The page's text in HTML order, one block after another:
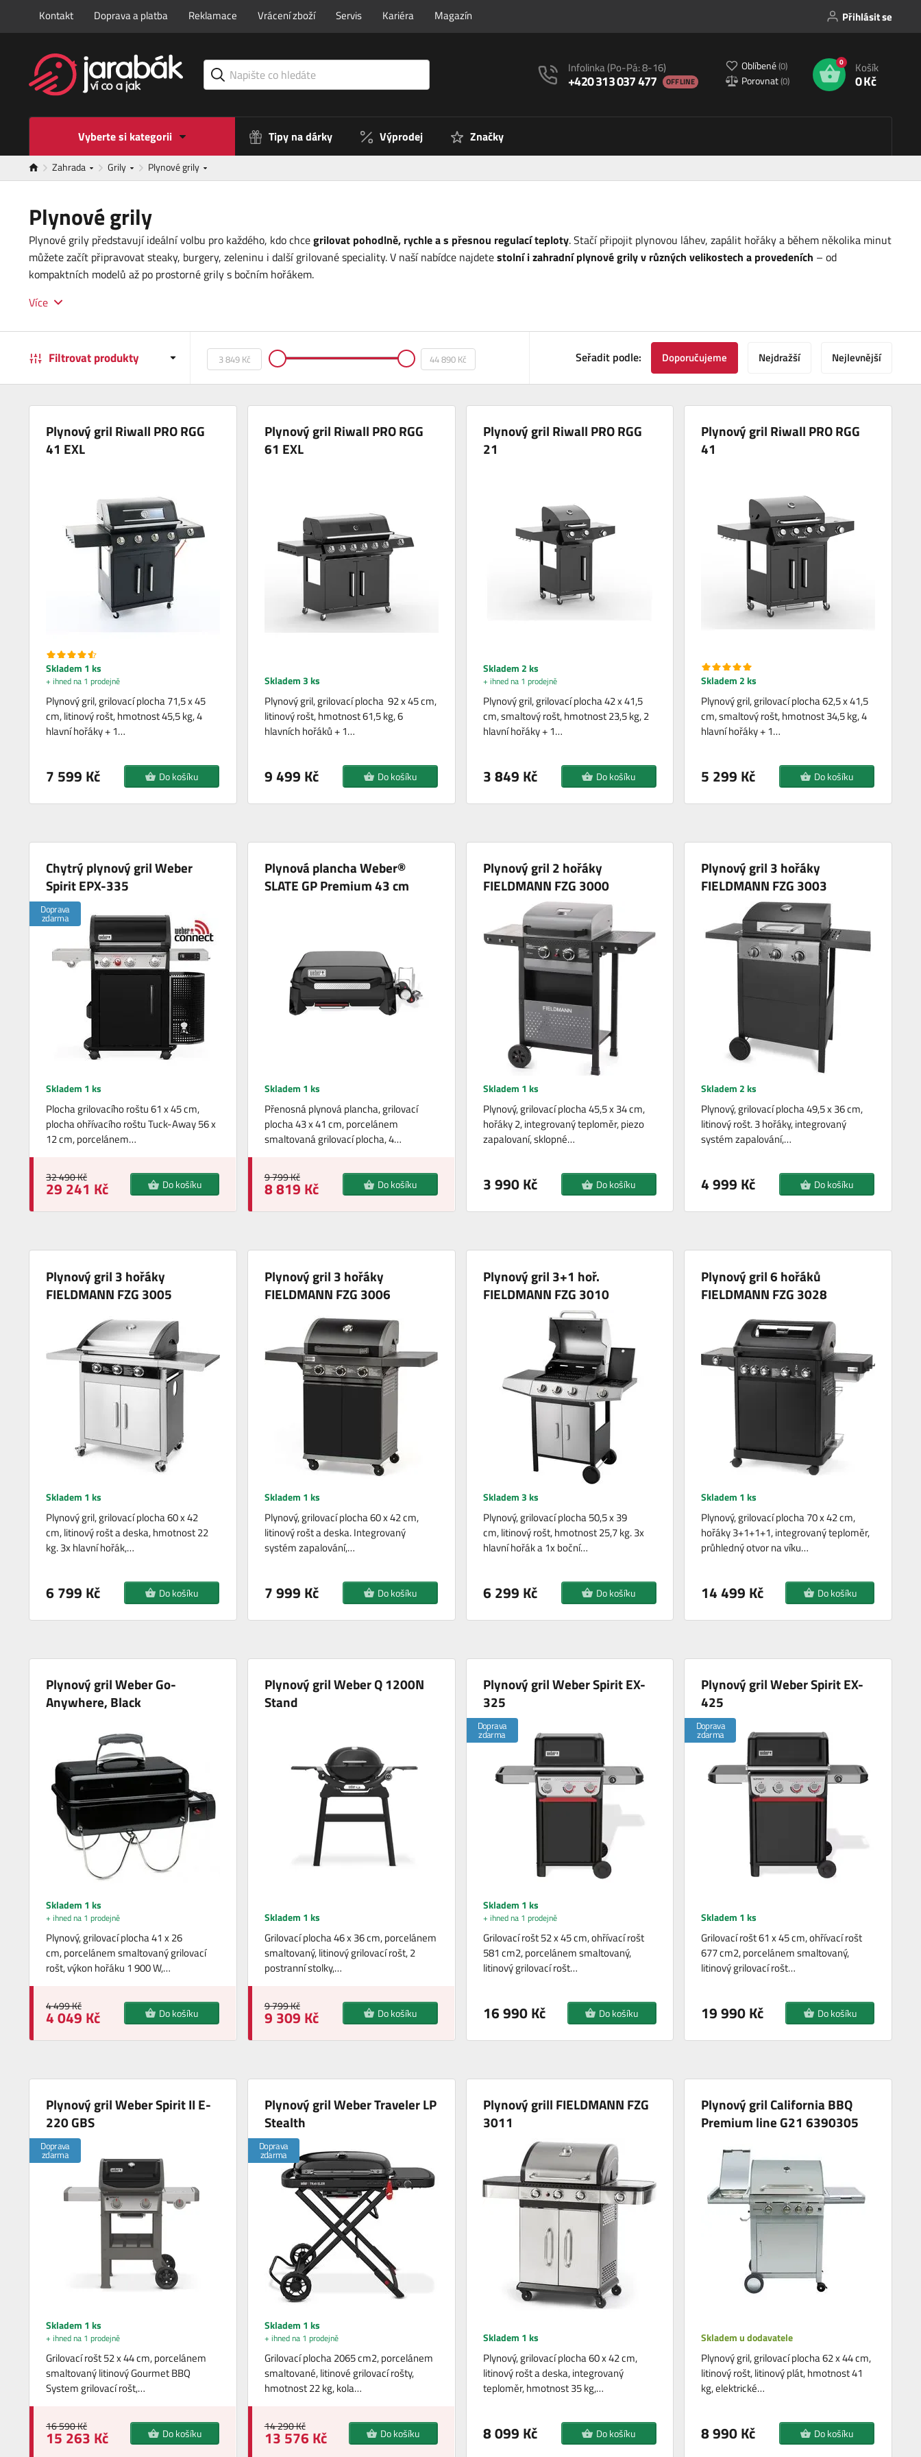
Kontakt Doprava a platba Reklamace Vrácení zboží Servis Kariéra Magazín Přihlásit se
Infolinka(Po-Pá: 8-16)
+420 313 037 477 OFFLINE
Oblíbené(0)
Porovnat(0)
0 Košík
0 Kč
Vyberte si kategorii Tipy na dárky Výprodej Značky
Zahrada Grily Plynové grily
Plynové grily
Plynové grily představují ideální volbu pro každého, kdo chcegrilovat pohodlně, rychle a s přesnou regulací teploty. Stačí připojit plynovou láhev, zapálit hořáky a během několika minut
můžete začít připravovat steaky, burgery, zeleninu i další grilované speciality. V naší nabídce najdetestolní i zahradní plynové grily v různých velikostech a provedeních – od
kompaktních modelů až po prostorné grily s bočním hořákem.
Více
Filtrovat produkty Seřadit podle: Doporučujeme Nejdražší Nejlevnější
Plynový gril Riwall PRO RGG
41 EXL
Skladem 1 ks
+ ihned na 1 prodejně
Plynový gril, grilovací plocha 71,5 x 45
cm, litinový rošt, hmotnost 45,5 kg, 4
hlavní hořáky + 1…
7 599 Kč Do košíku
Plynový gril Riwall PRO RGG
61 EXL
Skladem 3 ks
Plynový gril, grilovací plocha 92 x 45 cm,
litinový rošt, hmotnost 61,5 kg, 6
hlavních hořáků + 1…
9 499 Kč Do košíku
Plynový gril Riwall PRO RGG
21
Skladem 2 ks
+ ihned na 1 prodejně
Plynový gril, grilovací plocha 42 x 41,5
cm, smaltový rošt, hmotnost 23,5 kg, 2
hlavní hořáky + 1…
3 849 Kč Do košíku
Plynový gril Riwall PRO RGG
41
Skladem 2 ks
Plynový gril, grilovací plocha 62,5 x 41,5
cm, smaltový rošt, hmotnost 34,5 kg, 4
hlavní hořáky + 1…
5 299 Kč Do košíku
Chytrý plynový gril Weber
Spirit EPX-335
Doprava
zdarma
Skladem 1 ks
Plocha grilovacího roštu 61 x 45 cm,
plocha ohřívacího roštu Tuck-Away 56 x
12 cm, porcelánem…
32 490 Kč
29 241 Kč Do košíku
Plynová plancha Weber®
SLATE GP Premium 43 cm
Skladem 1 ks
Přenosná plynová plancha, grilovací
plocha 43 x 41 cm, porcelánem
smaltovaná grilovací plocha, 4…
9 799 Kč
8 819 Kč Do košíku
Plynový gril 2 hořáky
FIELDMANN FZG 3000
Skladem 1 ks
Plynový, grilovací plocha 45,5 x 34 cm,
hořáky 2, integrovaný teploměr, piezo
zapalovaní, sklopné…
3 990 Kč Do košíku
Plynový gril 3 hořáky
FIELDMANN FZG 3003
Skladem 2 ks
Plynový, grilovací plocha 49,5 x 36 cm,
litinový rošt. 3 hořáky, integrovaný
systém zapalování,…
4 999 Kč Do košíku
Plynový gril 3 hořáky
FIELDMANN FZG 3005
Skladem 1 ks
Plynový gril, grilovací plocha 60 x 42
cm, litinový rošt a deska, hmotnost 22
kg. 3x hlavní hořák,…
6 799 Kč Do košíku
Plynový gril 3 hořáky
FIELDMANN FZG 3006
Skladem 1 ks
Plynový, grilovací plocha 60 x 42 cm,
litinový rošt a deska. Integrovaný
systém zapalování,…
7 999 Kč Do košíku
Plynový gril 3+1 hoř.
FIELDMANN FZG 3010
Skladem 3 ks
Plynový, grilovací plocha 50,5 x 39
cm, litinový rošt, hmotnost 25,7 kg. 3x
hlavní hořák a 1x boční…
6 299 Kč Do košíku
Plynový gril 6 hořáků
FIELDMANN FZG 3028
Skladem 1 ks
Plynový, grilovací plocha 70 x 42 cm,
hořáky 3+1+1+1, integrovaný teploměr,
průhledný otvor na víku…
14 499 Kč Do košíku
Plynový gril Weber Go-
Anywhere, Black
Skladem 1 ks
+ ihned na 1 prodejně
Plynový, grilovací plocha 41 x 26
cm, porcelánem smaltovaný grilovací
rošt, výkon hořáku 1 900 W,…
4 499 Kč
4 049 Kč Do košíku
Plynový gril Weber Q 1200N
Stand
Skladem 1 ks
Grilovací plocha 46 x 36 cm, porcelánem
smaltovaný, litinový grilovací rošt, 2
postranní stolky,…
9 799 Kč
9 309 Kč Do košíku
Plynový gril Weber Spirit EX-
325
Doprava
zdarma
Skladem 1 ks
+ ihned na 1 prodejně
Grilovací rošt 52 x 45 cm, ohřívací rošt
581 cm2, porcelánem smaltovaný,
litinový grilovací rošt…
16 990 Kč Do košíku
Plynový gril Weber Spirit EX-
425
Doprava
zdarma
Skladem 1 ks
Grilovací rošt 61 x 45 cm, ohřívací rošt
677 cm2, porcelánem smaltovaný,
litinový grilovací rošt…
19 990 Kč Do košíku
Plynový gril Weber Spirit II E-
220 GBS
Doprava
zdarma
Skladem 1 ks
+ ihned na 1 prodejně
Grilovací rošt 52 x 44 cm, porcelánem
smaltovaný litinový Gourmet BBQ
System grilovací rošt,…
16 590 Kč
15 263 Kč Do košíku
Plynový gril Weber Traveler LP
Stealth
Doprava
zdarma
Skladem 1 ks
+ ihned na 1 prodejně
Grilovací plocha 2065 cm2, porcelánem
smaltované, litinové grilovací rošty,
hmotnost 22 kg, kola…
14 290 Kč
13 576 Kč Do košíku
Plynový grill FIELDMANN FZG
3011
Skladem 1 ks
Plynový, grilovací plocha 60 x 42 cm,
litinový rošt a deska, integrovaný
teploměr, hmotnost 35 kg,…
8 099 Kč Do košíku
Plynový gril California BBQ
Premium line G21 6390305
Skladem u dodavatele
Plynový gril, grilovací plocha 62 x 44 cm,
litinový rošt, litinový plát, hmotnost 41
kg, elektrické…
8 990 Kč Do košíku